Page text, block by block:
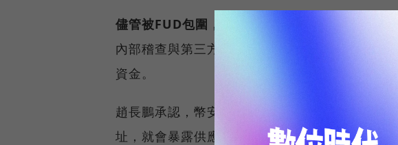
儘管被FUD包圍，幣安仍不放棄做到金融交易「
內部稽查與第三方機構驗證的「儲備證明」（
資金。
趙長鵬承認，幣安生態系的透明度有限，但他表
址，就會暴露供應商和合作夥伴的資訊，從而危